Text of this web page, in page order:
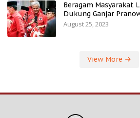
Beragam Masyarakat
Dukung Ganjar
August 25, 2023
View More